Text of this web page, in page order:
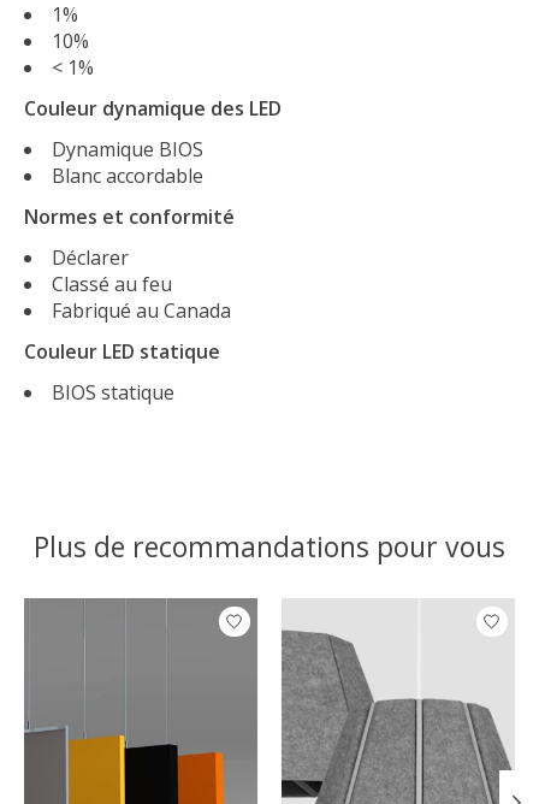
1%
10%
< 1%
Couleur dynamique des LED
Dynamique BIOS
Blanc accordable
Normes et conformité
Déclarer
Classé au feu
Fabriqué au Canada
Couleur LED statique
BIOS statique
Plus de recommandations pour vous
Articles du carrousel de produits